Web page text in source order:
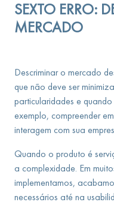
SEXTO ERRO:
MERCADO
Descriminar o mercado
que não deve ser
particularidades e
exemplo, compreender
interagem com sua
Quando o produto é
a complexidade. Em
implementamos,
necessários até na